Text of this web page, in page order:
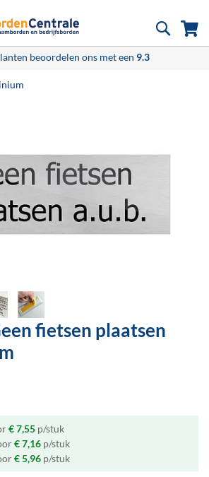
Zoek
beoordelen ons met een 9.3
fietsen plaatsen
€ 7,55 p/stuk
€ 7,16 p/stuk
€ 5,96 p/stuk